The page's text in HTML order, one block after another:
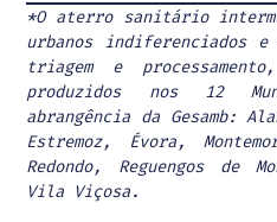
*O aterro sanitário
urbanos indiferenciados
triagem e
produzidos nos 12
abrangência da Gesamb:
Estremoz, Évora,
Redondo, Reguengos de
Vila Viçosa.